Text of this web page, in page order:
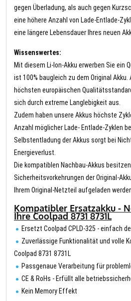
gegen Überladung, als auch gegen
eine höhere Anzahl von Lade-Entlade-
eine längere Lebensdauer Ihres neuen
Wissenswertes:
Mit diesem Li-Ion-Akku erwerben Sie ein
ist 100% baugleich zu dem Original Akku.
höchsten europäischen
sich durch extreme Langlebigkeit aus.
Zudem haben unsere Akkus höchste
Anzahl möglicher Lade- Entlade-Zyklen
Selbstentladung der Akkus sorgt bei
Energieverlust.
Die kompatiblen Nachbau-Akkus
Sicherheitsvorkehrungen der Original-
Ihrem Original-Netzteil aufgeladen
Kompatibler Ersatzakku -
Ihre Coolpad 8731 8731L
Ersetzt Coolpad CPLD-325 - einfach
Zuverlässige Funktionalität und volle
Coolpad 8731 8731L
Passgenaue Verarbeitung für
CE & RoHs - Erfüllt alle
Kein Memory Effekt